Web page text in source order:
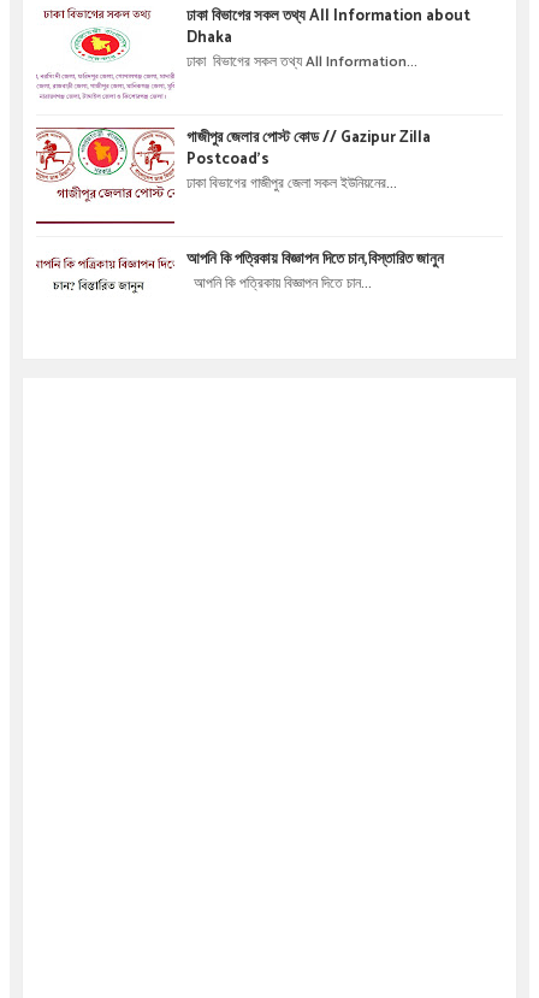
ঢাকা বিভাগের সকল তথ্য All Information about
Dhaka
ঢাকা বিভাগের সকল তথ্য All Information...
গাজীপুর জেলার পোস্ট কোড // Gazipur Zilla
Postcoad's
ঢাকা বিভাগের গাজীপুর জেলা সকল ইউনিয়নের...
আপনি কি পত্রিকায় বিজ্ঞাপন দিতে চান,বিস্তারিত জানুন
আপনি কি পত্রিকায় বিজ্ঞাপন দিতে চান...